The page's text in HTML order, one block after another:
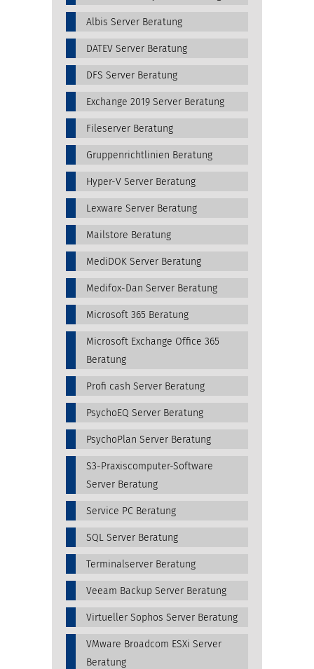
Albis Server Beratung
DATEV Server Beratung
DFS Server Beratung
Exchange 2019 Server Beratung
Fileserver Beratung
Gruppenrichtlinien Beratung
Hyper-V Server Beratung
Lexware Server Beratung
Mailstore Beratung
MediDOK Server Beratung
Medifox-Dan Server Beratung
Microsoft 365 Beratung
Microsoft Exchange Office 365
Beratung
Profi cash Server Beratung
PsychoEQ Server Beratung
PsychoPlan Server Beratung
S3-Praxiscomputer-Software
Server Beratung
Service PC Beratung
SQL Server Beratung
Terminalserver Beratung
Veeam Backup Server Beratung
Virtueller Sophos Server Beratung
VMware Broadcom ESXi Server
Beratung